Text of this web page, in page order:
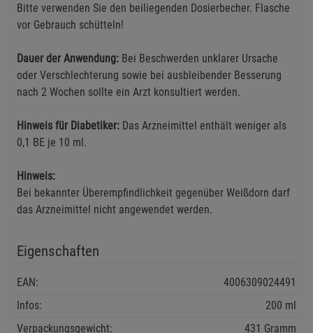
Bitte verwenden Sie den beiliegenden Dosierbecher. Flasche
vor Gebrauch schütteln!
Dauer der Anwendung: Bei Beschwerden unklarer Ursache
oder Verschlechterung sowie bei ausbleibender Besserung
nach 2 Wochen sollte ein Arzt konsultiert werden.
Hinweis für Diabetiker: Das Arzneimittel enthält weniger als
0,1 BE je 10 ml.
Hinweis:
Bei bekannter Überempfindlichkeit gegenüber Weißdorn darf
das Arzneimittel nicht angewendet werden.
Eigenschaften
EAN:
4006309024491
Infos:
200 ml
Verpackungsgewicht:
431 Gramm
Beschreibung Statistik Cookies
Marketing Cookies (3) Marketing Cookies
Cookie-Informationenanzeigen